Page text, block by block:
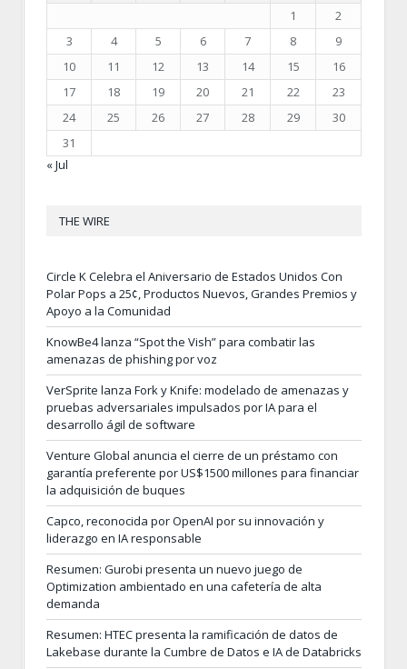
1
2
3
4 5 6 7 8
9
10
11 12 13 14 15
16
17
18 19 20 21 22
23
24
25 26 27 28 29
30
31
« Jul
THE WIRE
Circle K Celebra el Aniversario de Estados Unidos Con
Polar Pops a 25¢, Productos Nuevos, Grandes Premios y
Apoyo a la Comunidad
KnowBe4 lanza “Spot the Vish” para combatir las
amenazas de phishing por voz
VerSprite lanza Fork y Knife: modelado de amenazas y
pruebas adversariales impulsados por IA para el
desarrollo ágil de software
Venture Global anuncia el cierre de un préstamo con
garantía preferente por US$1500 millones para financiar
la adquisición de buques
Capco, reconocida por OpenAI por su innovación y
liderazgo en IA responsable
Resumen: Gurobi presenta un nuevo juego de
Optimization ambientado en una cafetería de alta
demanda
Resumen: HTEC presenta la ramificación de datos de
Lakebase durante la Cumbre de Datos e IA de Databricks